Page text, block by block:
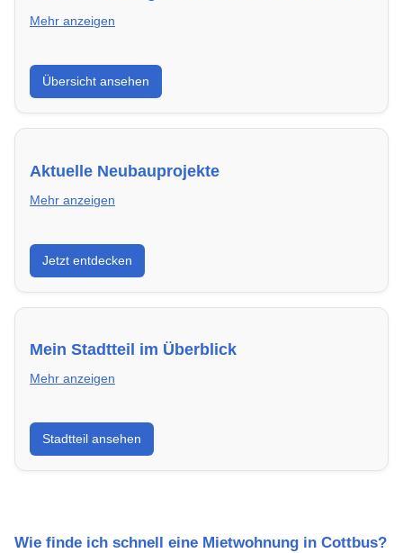
Mehr anzeigen
Hier findest du die wichtigsten Anbieter in Cottbus –
von Genossenschaften bis zu privaten Vermietern.
Übersicht ansehen
Aktuelle Neubauprojekte
Mehr anzeigen
Entdecke Neubauprojekte in Cottbus – modern,
energieeffizient und sofort bezugsfertig.
Jetzt entdecken
Mein Stadtteil im Überblick
Mehr anzeigen
Erfahre mehr über deinen Stadtteil in Cottbus:
Lebensqualität, Verkehrsanbindung, Schulen,
Freizeitmöglichkeiten und Mietpreise.
Stadtteil ansehen
Wie finde ich schnell eine Mietwohnung in Cottbus?